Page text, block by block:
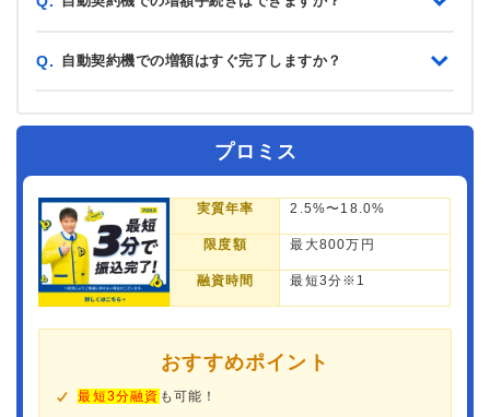
Q. 自動契約機での増額はすぐ完了しますか？
プロミス
実質年率 2.5%〜18.0%
限度額 最大800万円
融資時間 最短3分※1
おすすめポイント
最短3分融資 も可能！